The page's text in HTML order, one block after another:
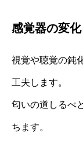
感覚器の変
視覚や聴覚の鈍
工夫します。
匂いの道しるべ
ちます。